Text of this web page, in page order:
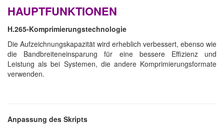
HAUPTFUNKTIONEN
H.265-Komprimierungstechnologie
Die Aufzeichnungskapazität wird erheblich verbessert, ebenso wie
die Bandbreiteneinsparung für eine bessere Effizienz und
Leistung als bei Systemen, die andere Komprimierungsformate
verwenden.
Anpassung des Skripts